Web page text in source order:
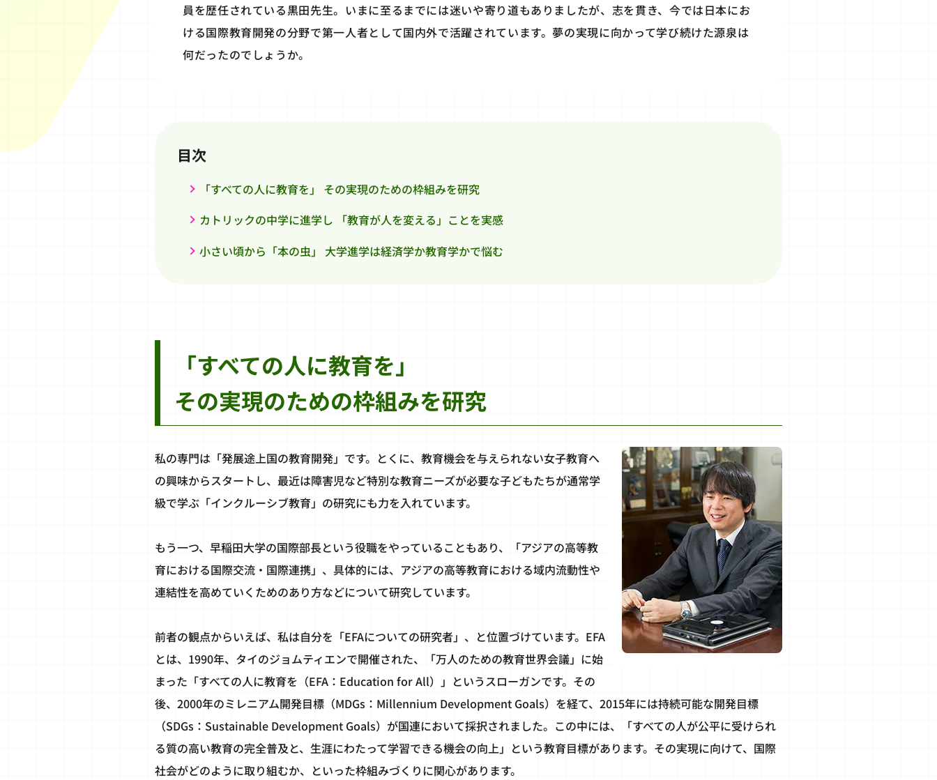
員を歴任されている黒田先生。いまに至るまでには迷いや寄り道もありましたが、志を貫き、今では日本にお
ける国際教育開発の分野で第一人者として国内外で活躍されています。夢の実現に向かって学び続けた源泉は
何だったのでしょうか。
目次
「すべての人に教育を」 その実現のための枠組みを研究
カトリックの中学に進学し 「教育が人を変える」ことを実感
小さい頃から「本の虫」 大学進学は経済学か教育学かで悩む
「すべての人に教育を」
その実現のための枠組みを研究
私の専門は「発展途上国の教育開発」です。とくに、教育機会を与えられない女子教育へ
の興味からスタートし、最近は障害児など特別な教育ニーズが必要な子どもたちが通常学
級で学ぶ「インクルーシブ教育」の研究にも力を入れています。
もう一つ、早稲田大学の国際部長という役職をやっていることもあり、「アジアの高等教
育における国際交流・国際連携」、具体的には、アジアの高等教育における域内流動性や
連結性を高めていくためのあり方などについて研究しています。
前者の観点からいえば、私は自分を「EFAについての研究者」、と位置づけています。EFA
とは、1990年、タイのジョムティエンで開催された、「万人のための教育世界会議」に始
まった「すべての人に教育を（EFA：Education for All）」というスローガンです。その
後、2000年のミレニアム開発目標（MDGs：Millennium Development Goals）を経て、2015年には持続可能な開発目標
（SDGs：Sustainable Development Goals）が国連において採択されました。この中には、「すべての人が公平に受けられ
る質の高い教育の完全普及と、生涯にわたって学習できる機会の向上」という教育目標があります。その実現に向けて、国際
社会がどのように取り組むか、といった枠組みづくりに関心があります。